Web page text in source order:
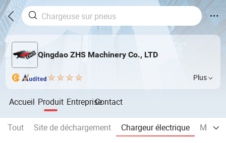
Qingdao ZHS Machinery Co., LTD
Plus
Accueil Produit EntrepriseContact
Tout Site de déchargement Chargeur électrique